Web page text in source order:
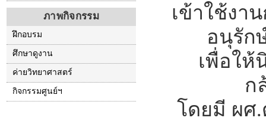
ภาพกิจกรรม
ฝึกอบรม
ศึกษาดูงาน
ค่ายวิทยาศาสตร์
กิจกรรมศูนย์ฯ
เข้าใช้งา
อนุรัก
เพื่อให้
ก
โดยมี ผศ